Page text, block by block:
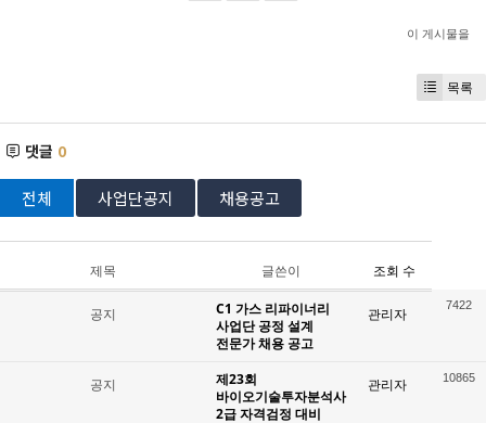
이 게시물을
목록
댓글 0
전체 사업단공지 채용공고
제목 글쓴이 조회 수
공지
C1 가스 리파이너리
사업단 공정 설계
전문가 채용 공고
관리자 7422
공지
제23회
바이오기술투자분석사
2급 자격검정 대비
관리자 10865